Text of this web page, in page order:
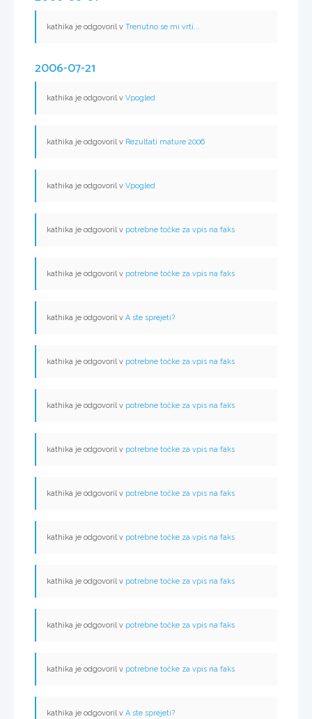
kathika je odgovoril v Trenutno se mi vrti...
2006-07-21
kathika je odgovoril v Vpogled
kathika je odgovoril v Rezultati mature 2006
kathika je odgovoril v Vpogled
kathika je odgovoril v potrebne točke za vpis na faks
kathika je odgovoril v potrebne točke za vpis na faks
kathika je odgovoril v A ste sprejeti?
kathika je odgovoril v potrebne točke za vpis na faks
kathika je odgovoril v potrebne točke za vpis na faks
kathika je odgovoril v potrebne točke za vpis na faks
kathika je odgovoril v potrebne točke za vpis na faks
kathika je odgovoril v potrebne točke za vpis na faks
kathika je odgovoril v potrebne točke za vpis na faks
kathika je odgovoril v potrebne točke za vpis na faks
kathika je odgovoril v potrebne točke za vpis na faks
kathika je odgovoril v A ste sprejeti?